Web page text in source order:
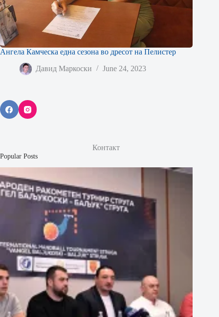
Ангела Камческа една сезона во дресот на Пелистер
Давид Маркоски June 24, 2023
Контакт
Popular Posts